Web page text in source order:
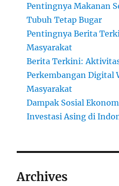
Pentingnya Makanan
Tubuh Tetap Bugar
Pentingnya Berita
Masyarakat
Berita Terkini:
Perkembangan Digital
Masyarakat
Dampak Sosial
Investasi Asing di
Archives